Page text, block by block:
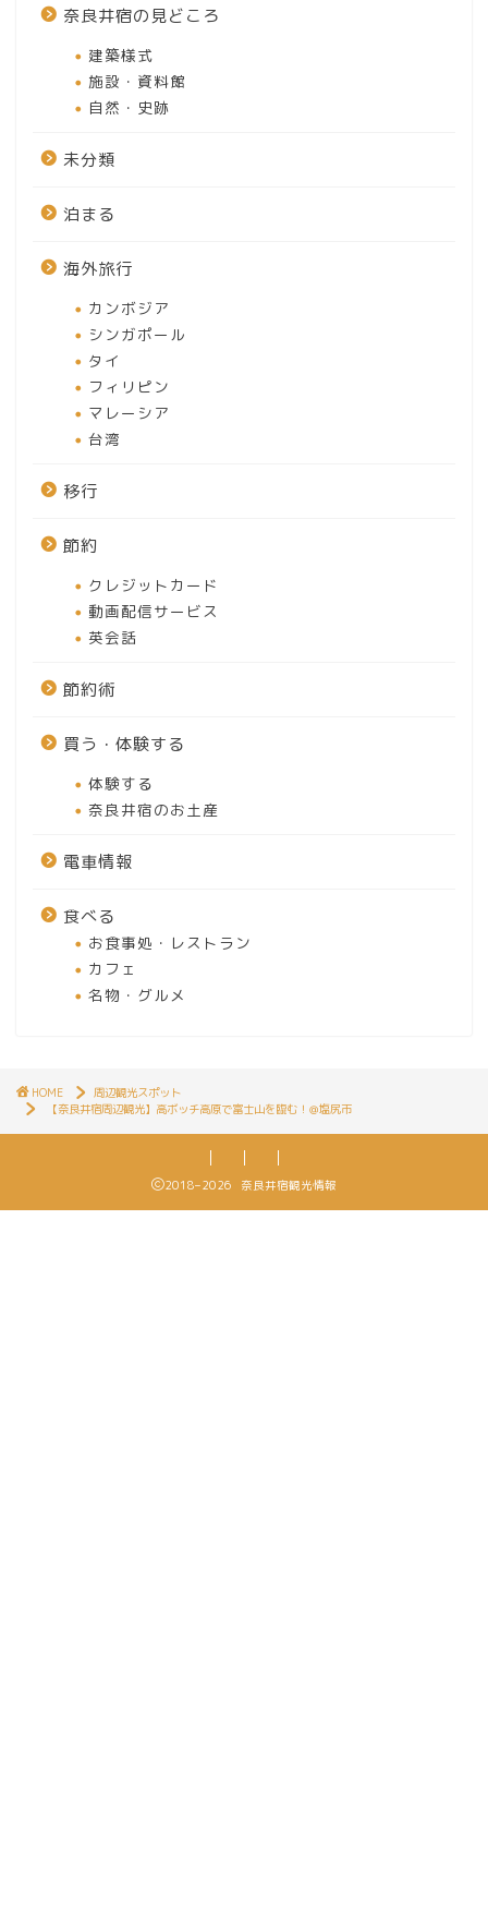
奈良井宿の見どころ
建築様式
施設・資料館
自然・史跡
未分類
泊まる
海外旅行
カンボジア
シンガポール
タイ
フィリピン
マレーシア
台湾
移行
節約
クレジットカード
動画配信サービス
英会話
節約術
買う・体験する
体験する
奈良井宿のお土産
電車情報
食べる
お食事処・レストラン
カフェ
名物・グルメ
HOME
周辺観光スポット
【奈良井宿周辺観光】高ボッチ高原で富士山を臨む！＠塩尻市
2018–2026 奈良井宿観光情報